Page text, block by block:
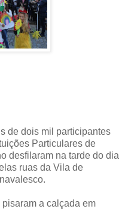
de dois mil participantes
Particulares de
desfilaram na tarde do dia
ruas da Vila de
a calçada em